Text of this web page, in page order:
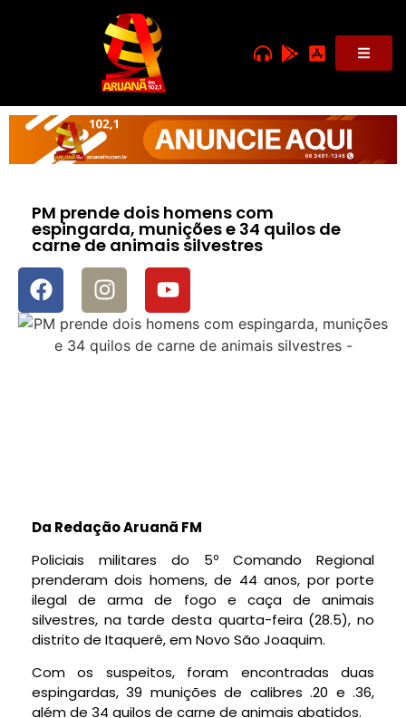
PM prende dois homens com
espingarda, munições e 34 quilos de
carne de animais silvestres
Da Redação Aruanã FM
Policiais militares do 5º Comando Regional
prenderam dois homens, de 44 anos, por porte
ilegal de arma de fogo e caça de animais
silvestres, na tarde desta quarta-feira (28.5), no
distrito de Itaquerê, em Novo São Joaquim.
Com os suspeitos, foram encontradas duas
espingardas, 39 munições de calibres .20 e .36,
além de 34 quilos de carne de animais abatidos.